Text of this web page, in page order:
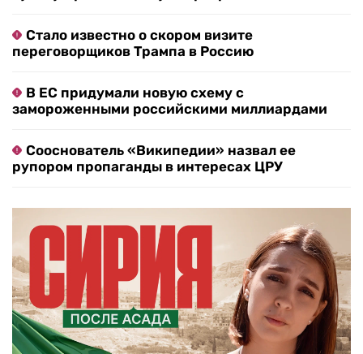
Стало известно о скором визите
переговорщиков Трампа в Россию
В ЕС придумали новую схему с
замороженными российскими миллиардами
Сооснователь «Википедии» назвал ее
рупором пропаганды в интересах ЦРУ